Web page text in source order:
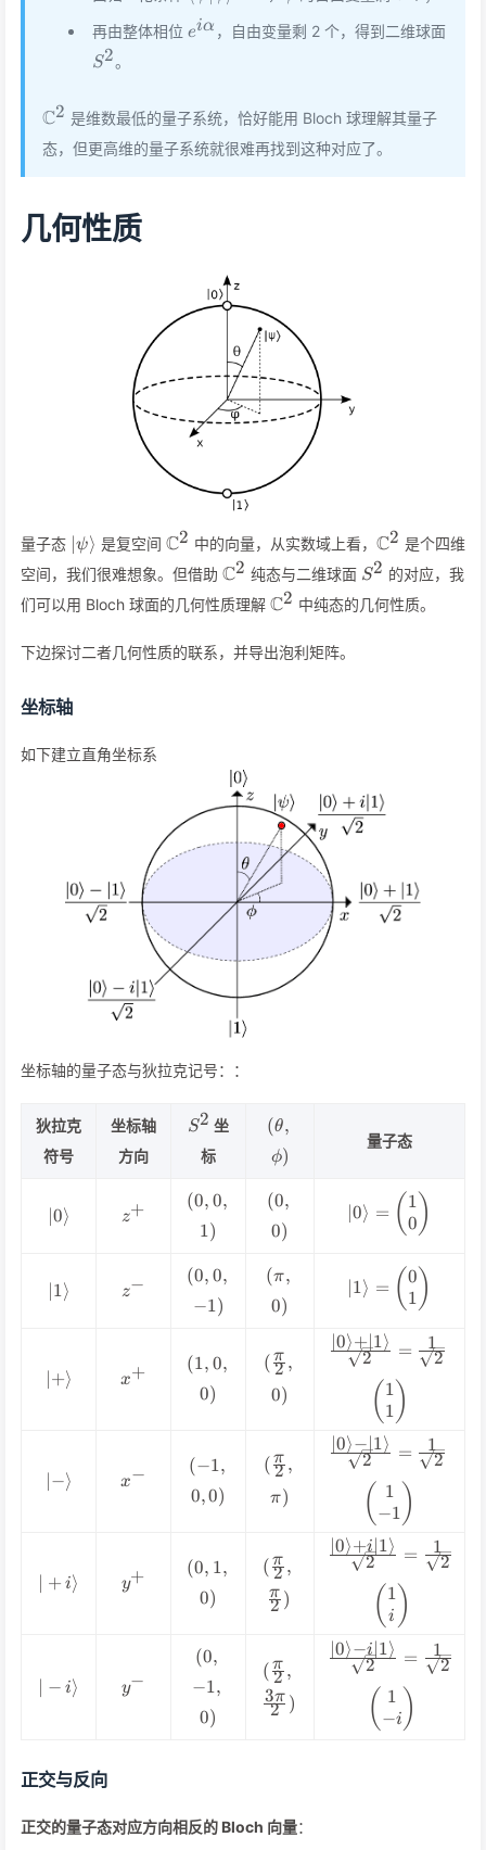
再由整体相位 e^{i\alpha}
eiα ，自由变量剩 2 个，得到二维球面
S^2
S2。
\mathbb{C}^2
C2 是维数最低的量子系统，恰好能用 Bloch 球理解其量子
态，但更高维的量子系统就很难再找到这种对应了。
几何性质
量子态 \vert\psi\rangle
∣ψ⟩ 是复空间 \mathbb{C}^2
C2 中的向量，从实数域上看， C2 是个四维
空间，我们很难想象。但借助 \mathbb{C}^2
C2 纯态与二维球面 S^2
S2 的对应，我
们可以用 Bloch 球面的几何性质理解 \mathbb{C}^2
C2 中纯态的几何性质。
下边探讨二者几何性质的联系，并导出泡利矩阵。
坐标轴
如下建立直角坐标系
坐标轴的量子态与狄拉克记号：：
狄拉克
符号
坐标轴
方向
S^2
S2 坐
标
(\theta,\phi)
(θ,
ϕ)
量子态
\vert
0\rangle
∣0⟩ z^+
z+
(0,0,1)
(0, 0,
1)
(0,0)
(0,
0)
∣0⟩ = (1
0 )
\vert
1\rangle
∣1⟩ z^-
z−
(0,0,-1)
(0, 0,
−1)
(\pi,0)
(π,
0)
∣1⟩ = (0
1 )
\vert
+\rangle
∣+⟩ x^+
x+
(1,0,0)
(1, 0,
0)
(\frac{\pi}
( 2
π ,
0)
\frac{\vert
2
∣0⟩+∣1⟩ = 2
1
( 1
1 )
\vert -
\rangle
∣−⟩ x^-
x−
(-1,0,0)
(−1,
0,0)
(\frac{\pi}
{2},\pi)
( 2
π ,
π)
\frac{\vert
-
2
∣0⟩−∣1⟩ = 2
1
(
1
−1 )
\vert
+i\rangle
∣ + i⟩ y^+
y+
(0,1,0)
(0, 1,
0)
(\frac{\pi}
{2},\frac{\pi}
( 2
π ,
2
π )
\frac{\vert
2
∣0⟩+i∣1⟩ = 2
1
( 1
i )
\vert -
i\rangle
∣ − i⟩ y^-
y−
(0,-1,0)
(0,
−1,
0)
(\frac{\pi}
{2},\frac{3\pi}
( 2
π ,
2
3π )
\frac{\vert
-
2
∣0⟩−i∣1⟩ = 2
1
( 1
−i )
正交与反向
正交的量子态对应方向相反的 Bloch 向量：